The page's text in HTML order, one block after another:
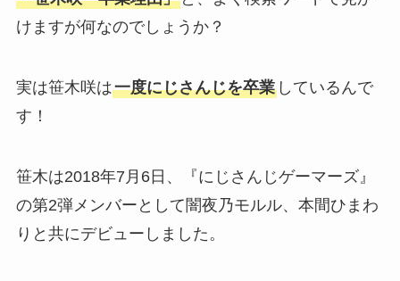
けますが何なのでしょうか？
実は笹木咲は一度にじさんじを卒業しているんで
す！
笹木は2018年7月6日、『にじさんじゲーマーズ』
の第2弾メンバーとして闇夜乃モルル、本間ひまわ
りと共にデビューしました。